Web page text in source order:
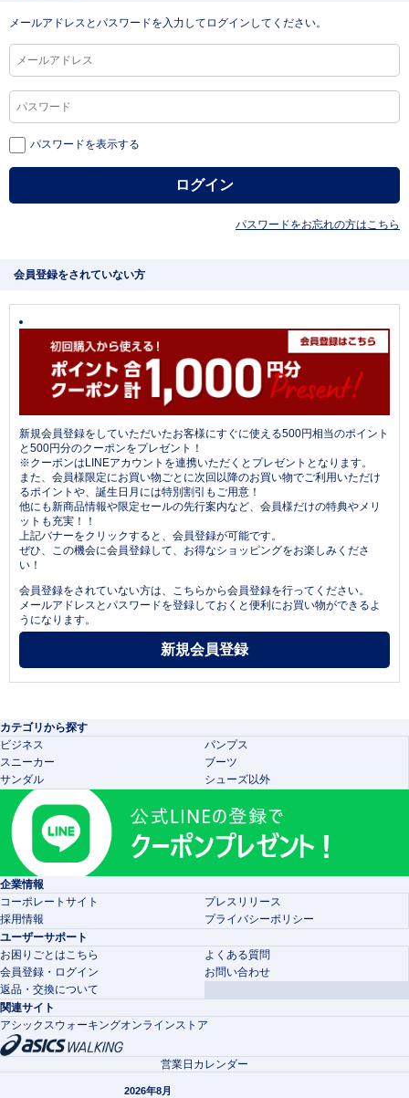
メールアドレスとパスワードを入力してログインしてください。
パスワードを表示する
パスワードをお忘れの方はこちら
会員登録をされていない方
新規会員登録をしていただいたお客様にすぐに使える500円相当のポイント
と500円分のクーポンをプレゼント！
※クーポンはLINEアカウントを連携いただくとプレゼントとなります。
また、会員様限定にお買い物ごとに次回以降のお買い物でご利用いただけ
るポイントや、誕生日月には特別割引もご用意！
他にも新商品情報や限定セールの先行案内など、会員様だけの特典やメリ
ットも充実！！
上記バナーをクリックすると、会員登録が可能です。
ぜひ、この機会に会員登録して、お得なショッピングをお楽しみくださ
い！
会員登録をされていない方は、こちらから会員登録を行ってください。
メールアドレスとパスワードを登録しておくと便利にお買い物ができるよ
うになります。
カテゴリから探す
ビジネス
パンプス
スニーカー
ブーツ
サンダル
シューズ以外
企業情報
コーポレートサイト
プレスリリース
採用情報
プライバシーポリシー
ユーザーサポート
お困りごとはこちら
よくある質問
会員登録・ログイン
お問い合わせ
返品・交換について
関連サイト
アシックスウォーキングオンラインストア
営業日カレンダー
2026年8月